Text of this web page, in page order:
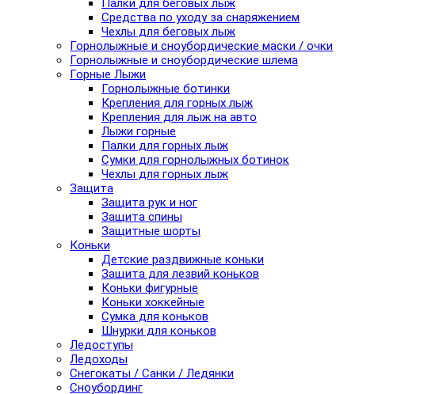
Палки для беговых лыж
Средства по уходу за снаряжением
Чехлы для беговых лыж
Горнолыжные и сноубордические маски / очки
Горнолыжные и сноубордические шлема
Горные Лыжи
Горнолыжные ботинки
Крепления для горных лыж
Крепления для лыж на авто
Лыжи горные
Палки для горных лыж
Сумки для горнолыжных ботинок
Чехлы для горных лыж
Защита
Защита рук и ног
Защита спины
Защитные шорты
Коньки
Детские раздвижные коньки
Защита для лезвий коньков
Коньки фигурные
Коньки хоккейные
Сумка для коньков
Шнурки для коньков
Ледоступы
Ледоходы
Снегокаты / Санки / Ледянки
Сноубординг